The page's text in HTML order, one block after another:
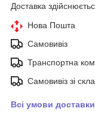
Доставка
Нова Пошта
Самовивіз
Транспортна
Самовивіз зі
Всі умови доставки